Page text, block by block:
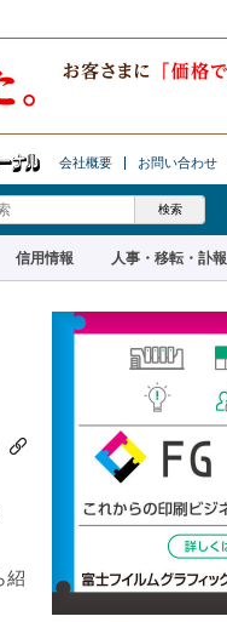
会社概要 お問い合わせ
信用情報 人事・移転・訃報
紹